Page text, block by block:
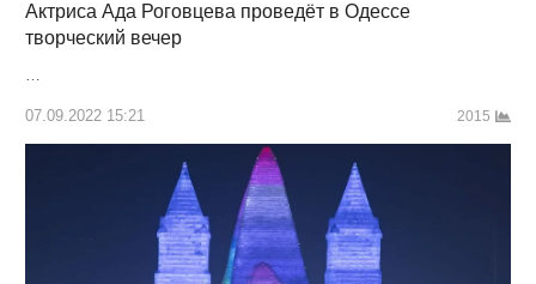
Актриса Ада Роговцева проведёт в Одессе
творческий вечер
…
07.09.2022 15:21 2015